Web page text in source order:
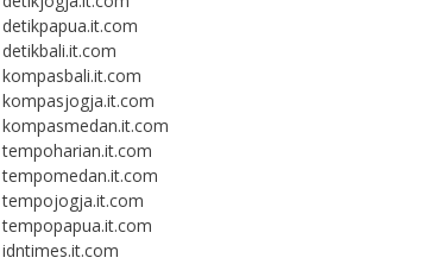
detikpapua.it.com
detikbali.it.com
kompasbali.it.com
kompasjogja.it.com
kompasmedan.it.com
tempoharian.it.com
tempomedan.it.com
tempojogja.it.com
tempopapua.it.com
idntimes.it.com